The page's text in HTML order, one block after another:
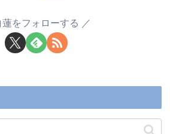
蓮をフォローする